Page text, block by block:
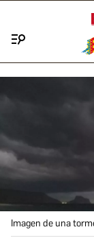
Imagen de una